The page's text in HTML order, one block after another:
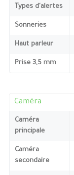
Types d'alertes
Sonneries
Haut parleur
Prise 3,5 mm
Caméra
Caméra
principale
Caméra
secondaire